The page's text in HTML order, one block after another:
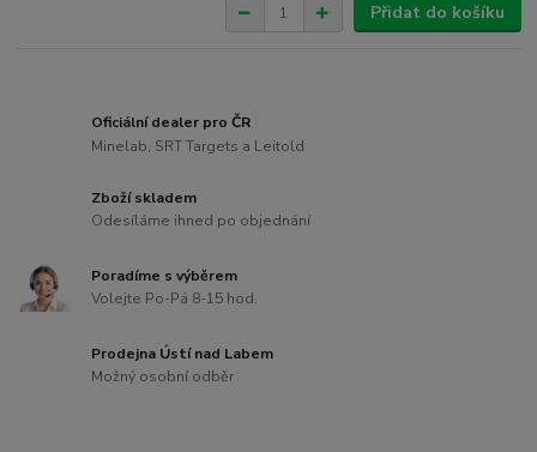
Přidat do košíku
Oficiální dealer pro ČR
Minelab, SRT Targets a Leitold
Zboží skladem
Odesíláme ihned po objednání
Poradíme s výběrem
Volejte Po-Pá 8-15 hod.
Prodejna Ústí nad Labem
Možný osobní odběr